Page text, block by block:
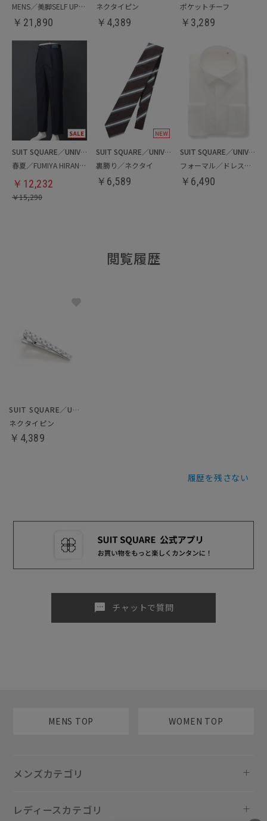
MENS／美脚SELF UPGRADEシューズ
￥ 21,890
ネクタイピン
￥ 4,389
ポケットチーフ
￥ 3,289
SUIT SQUARE／UNIVERSAL LANGUAGE
春夏／FUMIYA HIRANO／タックテーパードパンツ
￥ 12,232
￥15,290
SUIT SQUARE／UNIVERSAL LANGUAGE
裏勝り／ネクタイ
￥ 6,589
SUIT SQUARE／UNIVERSAL LANGUAGE
フォーマル／ドレスシャツ
￥ 6,490
閲覧履歴
SUIT SQUARE／UNIVERSAL LANGUAGE
ネクタイピン
￥4,389
履歴を残さない
sms チャットで質問
MENS TOP WOMEN TOP
メンズカテゴリ
レディースカテゴリ